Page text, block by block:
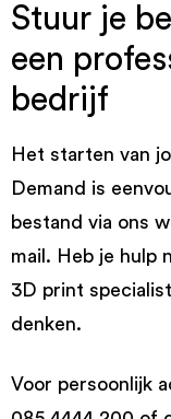
Stuur je
een
bedrijf
Het starten van
Demand is
bestand via ons
mail. Heb je hulp
3D print
denken.
Voor persoonlijk